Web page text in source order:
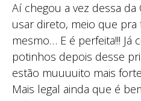
Aí chegou a vez dessa
usar direto, meio que pra
mesmo… E é perfeita!!! Já
potinhos depois desse
estão muuuuito mais
Mais legal ainda que é